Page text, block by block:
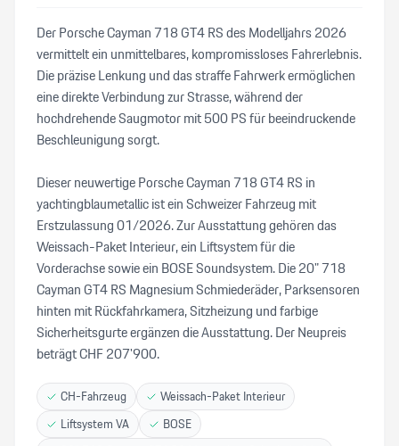
Der Porsche Cayman 718 GT4 RS des Modelljahrs 2026
vermittelt ein unmittelbares, kompromissloses Fahrerlebnis.
Die präzise Lenkung und das straffe Fahrwerk ermöglichen
eine direkte Verbindung zur Strasse, während der
hochdrehende Saugmotor mit 500 PS für beeindruckende
Beschleunigung sorgt.
Dieser neuwertige Porsche Cayman 718 GT4 RS in
yachtingblaumetallic ist ein Schweizer Fahrzeug mit
Erstzulassung 01/2026. Zur Ausstattung gehören das
Weissach-Paket Interieur, ein Liftsystem für die
Vorderachse sowie ein BOSE Soundsystem. Die 20" 718
Cayman GT4 RS Magnesium Schmiederäder, Parksensoren
hinten mit Rückfahrkamera, Sitzheizung und farbige
Sicherheitsgurte ergänzen die Ausstattung. Der Neupreis
beträgt CHF 207'900.
CH-Fahrzeug
Weissach-Paket Interieur
Liftsystem VA
BOSE